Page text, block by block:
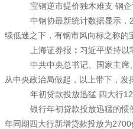
宝钢逆市提价独木难支 钢
中钢协最新统计数据显示
续低迷之下，有钢市风向标之称的
上海证券报 ： 习近平坚持以
中共中央总书记、国家主
从中央政治局做起，以上带下，
年初贷款投放迅猛 四大行
银行年初贷款投放迅猛的
年同期四大行新增贷款投放为